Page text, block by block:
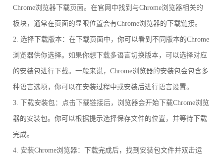
Chrome浏览器下载页面。在官网中找到与Chrome浏览器相关的
板块，通常在页面的显眼位置会有Chrome浏览器的下载链接。
2. 选择下载版本：在下载页面中，你可以看到不同版本的Chrome
浏览器供你选择。如果你想下载多语言切换版本，可以选择对应
的安装包进行下载。一般来说，Chrome浏览器的安装包会包含多
种语言选项，你可以在安装过程中或安装后进行语言设置。
3. 下载安装包：点击下载链接后，浏览器会开始下载Chrome浏览
器的安装包。你可以根据提示选择保存文件的位置，并等待下载
完成。
4. 安装Chrome浏览器：下载完成后，找到安装包文件并双击运